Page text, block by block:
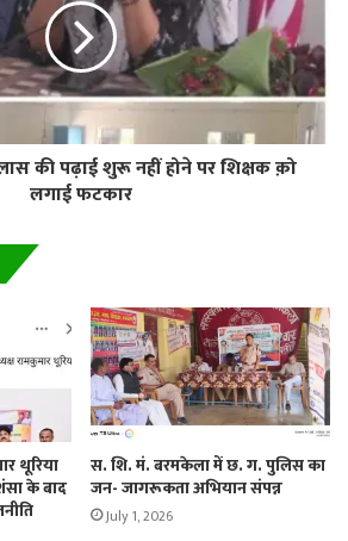
की पढ़ाई शुरू नहीं होने पर शिक्षक क़ो
लगाई फटकार
थूरिया
के बाद
स. शि. मं. बरमकेला में छ. ग. पुलिस का
जन- जागरूकता अभियान संपन्न
July 1, 2026